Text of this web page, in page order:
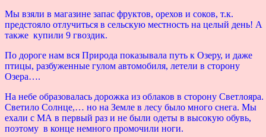
Мы взяли в магазине запас фруктов, орехов и соков, т.к.
предстояло отлучиться в сельскую местность на целый день! А
также купили 9 гвоздик.
По дороге нам вся Природа показывала путь к Озеру, и даже
птицы, разбуженные гулом автомобиля, летели в сторону
Озера….
На небе образовалась дорожка из облаков в сторону Светлояра.
Светило Солнце,… но на Земле в лесу было много снега. Мы
ехали с МА в первый раз и не были одеты в высокую обувь,
поэтому в конце немного промочили ноги.